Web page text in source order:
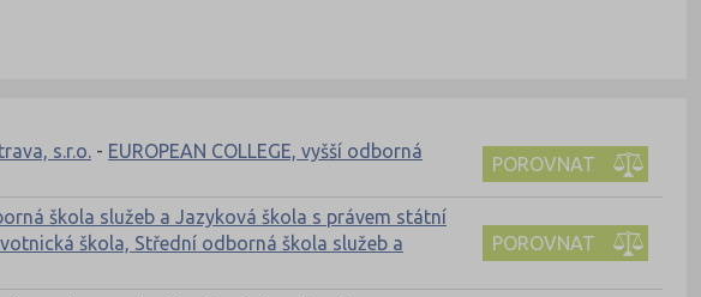
s.r.o. - EUROPEAN COLLEGE, vyšší odborná
POROVNAT
škola služeb a Jazyková škola s právem státní
škola, Střední odborná škola služeb a
POROVNAT